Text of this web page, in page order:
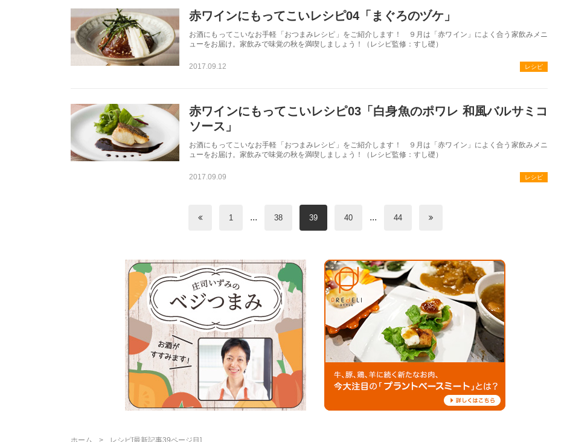
赤ワインにもってこいレシピ04「まぐろのヅケ」
お酒にもってこいなお手軽「おつまみレシピ」をご紹介します！ ９月は「赤ワイン」によく合う家飲みメニ
ューをお届け。家飲みで味覚の秋を満喫しましょう！（レシピ監修：すし礎）
2017.09.12 レシピ
赤ワインにもってこいレシピ03「白身魚のポワレ 和風バルサミコ
ソース」
お酒にもってこいなお手軽「おつまみレシピ」をご紹介します！ ９月は「赤ワイン」によく合う家飲みメニ
ューをお届け。家飲みで味覚の秋を満喫しましょう！（レシピ監修：すし礎）
2017.09.09 レシピ
1 ... 38 39 40 ... 44
ホーム レシピ[最新記事39ページ目]